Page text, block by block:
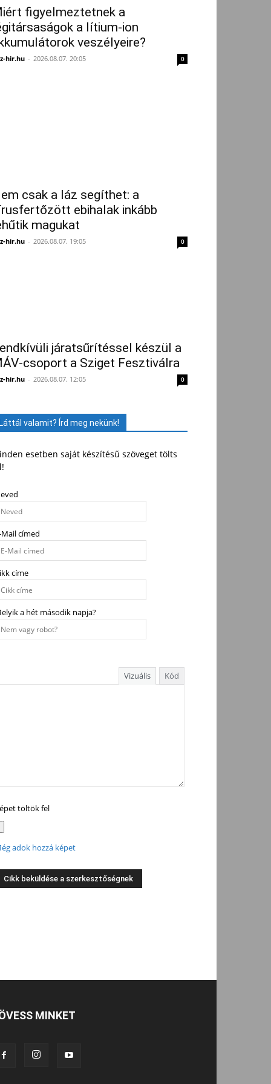
figyelmeztetnek a
a lítium-ion
veszélyeire?
hir.hu - 2026.08.07. 20:05 0
csak a láz segíthet: a
ebihalak inkább
magukat
hir.hu - 2026.08.07. 19:05 0
járatsűrítéssel készül a
csoport a Sziget Fesztiválra
hir.hu - 2026.08.07. 12:05 0
Láttál valamit? Írd meg nekünk!
esetben saját készítésű szöveget tölts
Mail címed
címe
a hét második napja?
Vizuális Kód
töltök fel
adok hozzá képet
MINKET